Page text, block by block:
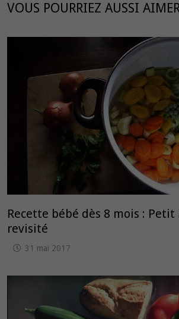
VOUS POURRIEZ AUSSI
Recette bébé dès 8 mois :
revisité
31 mai 2017